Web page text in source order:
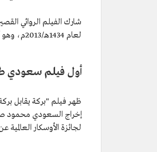
شارك الفيلم الروائي
لعام 1434هـ/2013م، وهو أول فيلم سعودي يشارك في هذا المهرجان.
أول فيلم سعودي
إخراج السعودي محمود
لجائزة الأوسكار العالمية